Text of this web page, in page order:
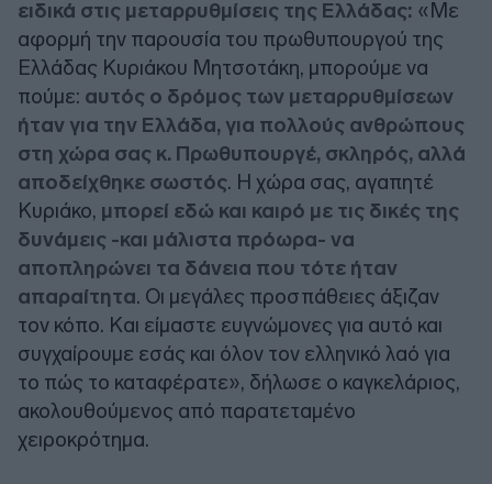
ειδικά στις μεταρρυθμίσεις της Ελλάδας: «Με
αφορμή την παρουσία του πρωθυπουργού της
Ελλάδας Κυριάκου Μητσοτάκη, μπορούμε να
πούμε: αυτός ο δρόμος των μεταρρυθμίσεων
ήταν για την Ελλάδα, για πολλούς ανθρώπους
στη χώρα σας κ. Πρωθυπουργέ, σκληρός, αλλά
αποδείχθηκε σωστός. Η χώρα σας, αγαπητέ
Κυριάκο, μπορεί εδώ και καιρό με τις δικές της
δυνάμεις -και μάλιστα πρόωρα- να
αποπληρώνει τα δάνεια που τότε ήταν
απαραίτητα. Οι μεγάλες προσπάθειες άξιζαν
τον κόπο. Και είμαστε ευγνώμονες για αυτό και
συγχαίρουμε εσάς και όλον τον ελληνικό λαό για
το πώς το καταφέρατε», δήλωσε ο καγκελάριος,
ακολουθούμενος από παρατεταμένο
χειροκρότημα.